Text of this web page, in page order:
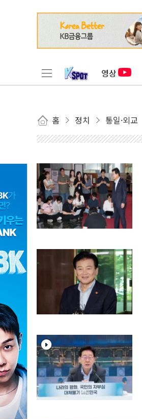
영상
홈 정치 통일·외교